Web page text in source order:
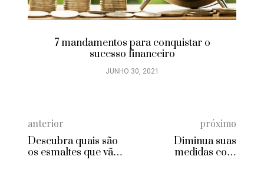
7 mandamentos para conquistar o
sucesso financeiro
JUNHO 30, 2021
anterior
Descubra quais são
os esmaltes que vão
próximo
Diminua suas
medidas com